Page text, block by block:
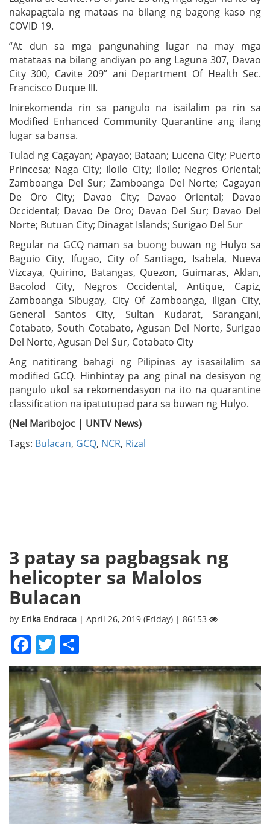
nakapagtala ng mataas na bilang ng bagong kaso ng
COVID 19.
“At dun sa mga pangunahing lugar na may mga
matataas na bilang andiyan po ang Laguna 307, Davao
City 300, Cavite 209” ani Department Of Health Sec.
Francisco Duque III.
Inirekomenda rin sa pangulo na isailalim pa rin sa
Modified Enhanced Community Quarantine ang ilang
lugar sa bansa.
Tulad ng Cagayan; Apayao; Bataan; Lucena City; Puerto
Princesa; Naga City; Iloilo City; Iloilo; Negros Oriental;
Zamboanga Del Sur; Zamboanga Del Norte; Cagayan
De Oro City; Davao City; Davao Oriental; Davao
Occidental; Davao De Oro; Davao Del Sur; Davao Del
Norte; Butuan City; Dinagat Islands; Surigao Del Sur
Regular na GCQ naman sa buong buwan ng Hulyo sa
Baguio City, Ifugao, City of Santiago, Isabela, Nueva
Vizcaya, Quirino, Batangas, Quezon, Guimaras, Aklan,
Bacolod City, Negros Occidental, Antique, Capiz,
Zamboanga Sibugay, City Of Zamboanga, Iligan City,
General Santos City, Sultan Kudarat, Sarangani,
Cotabato, South Cotabato, Agusan Del Norte, Surigao
Del Norte, Agusan Del Sur, Cotabato City
Ang natitirang bahagi ng Pilipinas ay isasailalim sa
modified GCQ. Hinhintay pa ang pinal na desisyon ng
pangulo ukol sa rekomendasyon na ito na quarantine
classification na ipatutupad para sa buwan ng Hulyo.
(Nel Maribojoc | UNTV News)
Tags: Bulacan, GCQ, NCR, Rizal
3 patay sa pagbagsak ng
helicopter sa Malolos
Bulacan
by Erika Endraca | April 26, 2019 (Friday) | 86153
Facebook
Twitter